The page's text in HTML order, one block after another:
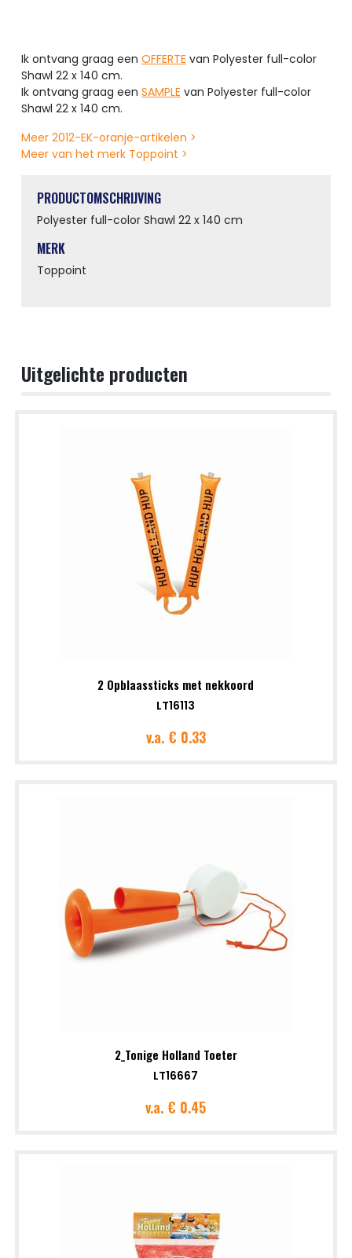
Ik ontvang graag een OFFERTE van Polyester full-color
Shawl 22 x 140 cm.
Ik ontvang graag een SAMPLE van Polyester full-color
Shawl 22 x 140 cm.
Meer 2012-EK-oranje-artikelen >
Meer van het merk Toppoint >
PRODUCTOMSCHRIJVING
Polyester full-color Shawl 22 x 140 cm
MERK
Toppoint
Uitgelichte producten
2 Opblaassticks met nekkoord
LT16113
v.a.€ 0.33
2_Tonige Holland Toeter
LT16667
v.a. € 0.45